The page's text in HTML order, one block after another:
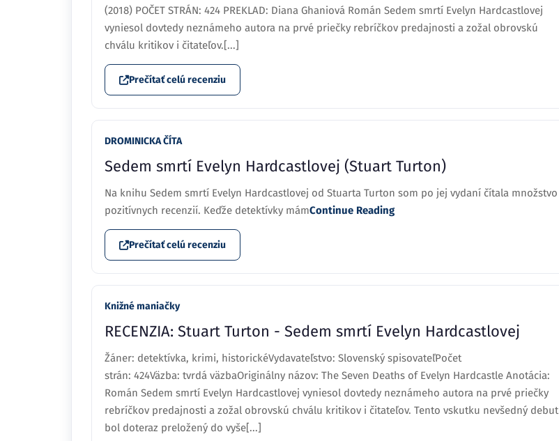
(2018) POČET STRÁN: 424 PREKLAD: Diana Ghaniová Román Sedem smrtí Evelyn Hardcastlovej
vyniesol dovtedy neznámeho autora na prvé priečky rebríčkov predajnosti a zožal obrovskú
chválu kritikov i čitateľov.[...]
Prečítať celú recenziu
DROMINICKA ČÍTA
Sedem smrtí Evelyn Hardcastlovej (Stuart Turton)
Na knihu Sedem smrtí Evelyn Hardcastlovej od Stuarta Turton som po jej vydaní čítala množstvo
pozitívnych recenzií. Keďže detektívky mámContinue Reading
Prečítať celú recenziu
Knižné maniačky
RECENZIA: Stuart Turton - Sedem smrtí Evelyn Hardcastlovej
Žáner: detektívka, krimi, historickéVydavateľstvo: Slovenský spisovateľPočet
strán: 424Väzba: tvrdá väzbaOriginálny názov: The Seven Deaths of Evelyn Hardcastle Anotácia:
Román Sedem smrtí Evelyn Hardcastlovej vyniesol dovtedy neznámeho autora na prvé priečky
rebríčkov predajnosti a zožal obrovskú chválu kritikov i čitateľov. Tento vskutku nevšedný debut
bol doteraz preložený do vyše[...]